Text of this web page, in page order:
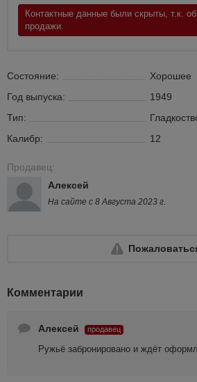
Контактные данные были скрыты, т.к.
продажи.
Состояние:
Хорошее
Год выпуска:
1949
Тип:
Калибр:
12
Продавец:
Алексей
На сайте с 8 Августа 2023 г.
Комментарии
Алексей
Ружьё забронировано и ждёт